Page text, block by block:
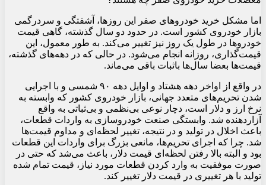
اما مشکل خرید خودروهای صفر این روزها، آشفتگی و سردرگمی
بازار خودروی کشور است. در حدود دو سال گذشته، گاهی قیمت
خودروها در طول یک روز نیز تغییر می‌کند. به طور معمول، این
قیمت‌گذاری، روزانه انجام می‌شود. در حالی که در دهه‌های گذشته،
قیمت‌ها بعضا سال‌ها باثبات باقی می‌ماند.
در واقع از اواخر دهه هشتاد و اوایل دهه ۹۰ شمسی و با اجرایی
شدن تحریم‌های متعدد جهانی، بازار خودروی کشور که وابسته به
نرخ ارز و دلار است، دچار نوعی بی‌نظمی و بی‌ثباتی به واقع
آزاردهنده شد. وابستگی صنعت خودروسازی به واردات قطعات،
باعث اخلال در تولید و در نتیجه، تغییر لحظه‌ای و مداوم قیمت‌ها
شد. چرا که اجرای تحریم‌ها، مانعی بزرگ برای واردات این قطعات
بود و البته بالا رفتن لحظه‌ای قیمت دلار، باعث می‌شد که حتی در
صورت موفقیت به وارد کردن قطعات مورد نیاز، قیمت تمام شده
تولید با هر تغییری در قیمت دلار تغییر کند.